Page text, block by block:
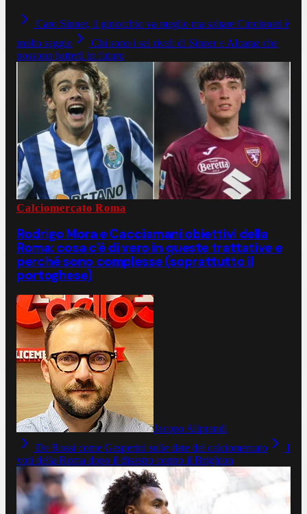
Caro Sinner, il ginocchio va meglio ma saltare Cincinnati è
molto saggio
Chi sono i sei rivali di Sinner e Alcaraz che
possono batterli in futuro
Calciomercato Roma
Rodrigo Mora e Cacciamani obiettivi della
Roma: cosa c'è di vero in queste trattative e
perché sono complesse (soprattutto il
portoghese)
Jacopo Aliprandi
De Rossi come Gasperini sulle date del calciomercato
I
voti della Roma dopo il disastro contro il Brighton